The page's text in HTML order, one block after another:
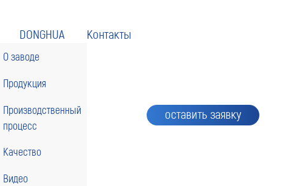
DONGHUA
О заводе
Продукция
Производственный
процесс
Качество
Видео
Контакты
оставить заявку